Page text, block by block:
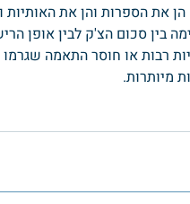
את הספרות והן את האותיות
סכום הצ'ק לבין אופן
רבות או חוסר התאמה
מיותרות.